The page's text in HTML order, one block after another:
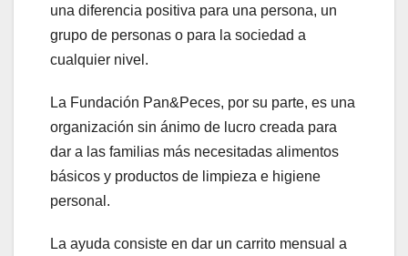
una diferencia positiva para una persona, un
grupo de personas o para la sociedad a
cualquier nivel.
La Fundación Pan&Peces, por su parte, es una
organización sin ánimo de lucro creada para
dar a las familias más necesitadas alimentos
básicos y productos de limpieza e higiene
personal.
La ayuda consiste en dar un carrito mensual a